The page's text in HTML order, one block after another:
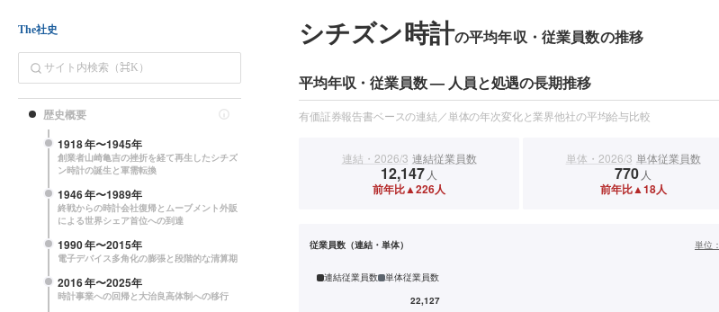
The社史
歴史概要
1918年〜1945年
創業者山崎亀吉の挫折を経て再生したシチズ
ン時計の誕生と軍需転換
1946年〜1989年
終戦からの時計会社復帰とムーブメント外販
による世界シェア首位への到達
1990年〜2015年
電子デバイス多角化の膨張と段階的な清算期
2016年〜2025年
時計事業への回帰と大治良高体制への移行
シチズン時計の平均年収・従業員数の推移
平均年収・従業員数 — 人員と処遇の長期推移
有価証券報告書ベースの連結／単体の年次変化と業界他社の平均給与比較
連結・2026/3 連結従業員数
12,147 人
前年比▲226人
単体・2026/3 単体従業員数
770 人
前年比▲18人
従業員数（連結・単体） 単位：
連結従業員数 単体従業員数